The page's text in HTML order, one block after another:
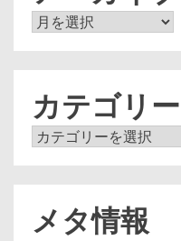
ア
カテゴリー
カ
メタ情報